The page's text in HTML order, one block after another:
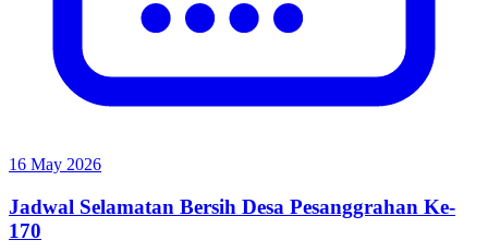
16 May 2026
Jadwal Selamatan Bersih Desa Pesanggrahan Ke-
170